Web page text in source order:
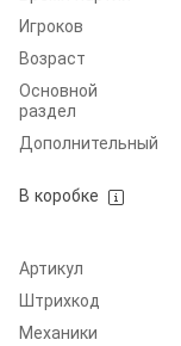
Игроков
Возраст
Основной
раздел
Дополнительный
В коробке
Артикул
Штрихкод
Механики